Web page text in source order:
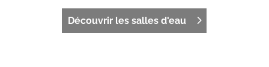
Découvrir les salles d'eau